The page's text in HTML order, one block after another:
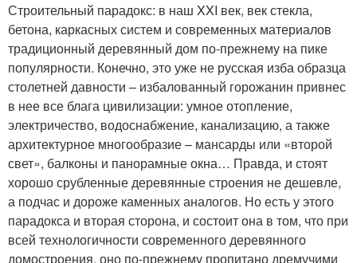
Строительный парадокс: в наш XXI век, век стекла,
бетона, каркасных систем и современных материалов
традиционный деревянный дом по-прежнему на пике
популярности. Конечно, это уже не русская изба образца
столетней давности – избалованный горожанин привнес
в нее все блага цивилизации: умное отопление,
электричество, водоснабжение, канализацию, а также
архитектурное многообразие – мансарды или «второй
свет», балконы и панорамные окна… Правда, и стоят
хорошо срубленные деревянные строения не дешевле,
а подчас и дороже каменных аналогов. Но есть у этого
парадокса и вторая сторона, и состоит она в том, что при
всей технологичности современного деревянного
домостроения, оно по-прежнему пропитано дремучими